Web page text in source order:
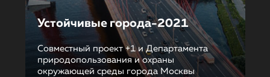
Устойчивые города-2021
Совместный проект +1 и Департамента
природопользования и охраны
окружающей среды города Москвы